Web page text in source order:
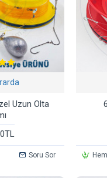
Uzun Olta
Soru Sor